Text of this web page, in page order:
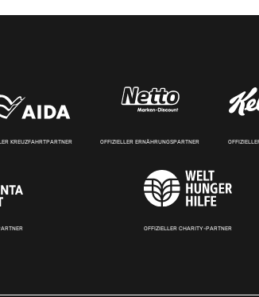
KREUZFAHRTPARTNER OFFIZIELLER ERNÄHRUNGSPARTNER
OFFIZIELLER CHARITY-PARTNER